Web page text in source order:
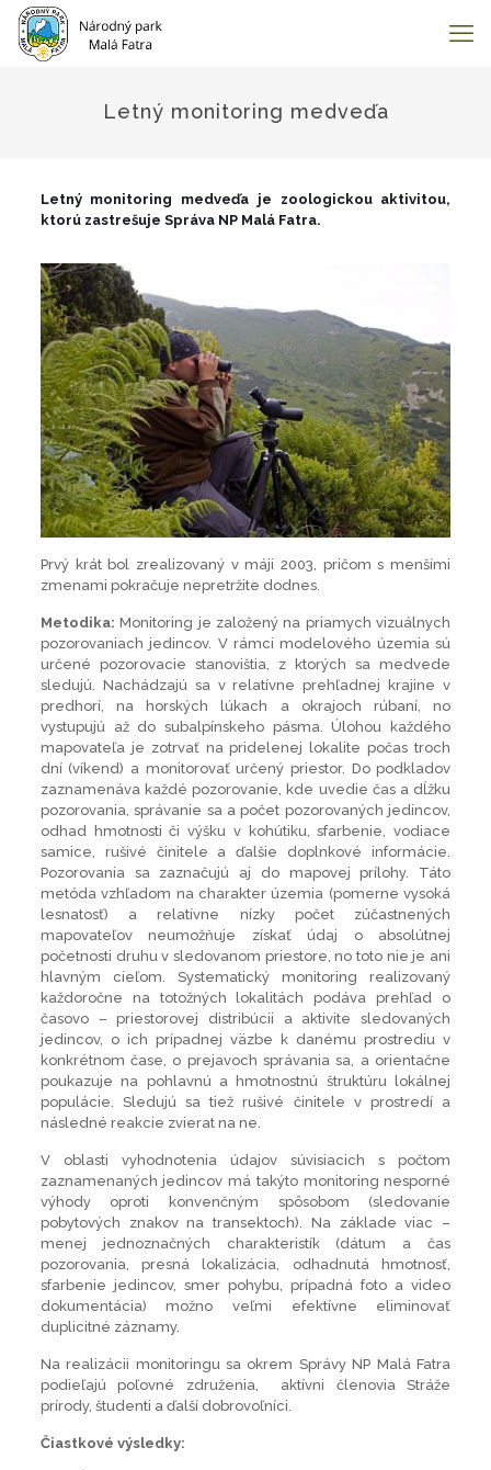
Letný monitoring medveďa
Letný monitoring medveďa je zoologickou aktivitou,
ktorú zastrešuje Správa NP Malá Fatra.
Prvý krát bol zrealizovaný v máji 2003, pričom s menšími
zmenami pokračuje nepretržite dodnes.
Metodika: Monitoring je založený na priamych vizuálnych
pozorovaniach jedincov. V rámci modelového územia sú
určené pozorovacie stanovištia, z ktorých sa medvede
sledujú. Nachádzajú sa v relatívne prehľadnej krajine v
predhorí, na horských lúkach a okrajoch rúbaní, no
vystupujú až do subalpínskeho pásma. Úlohou každého
mapovateľa je zotrvať na pridelenej lokalite počas troch
dní (víkend) a monitorovať určený priestor. Do podkladov
zaznamenáva každé pozorovanie, kde uvedie čas a dĺžku
pozorovania, správanie sa a počet pozorovaných jedincov,
odhad hmotnosti či výšku v kohútiku, sfarbenie, vodiace
samice, rušivé činitele a ďalšie doplnkové informácie.
Pozorovania sa zaznačujú aj do mapovej prílohy. Táto
metóda vzhľadom na charakter územia (pomerne vysoká
lesnatosť) a relatívne nízky počet zúčastnených
mapovateľov neumožňuje získať údaj o absolútnej
početnosti druhu v sledovanom priestore, no toto nie je ani
hlavným cieľom. Systematický monitoring realizovaný
každoročne na totožných lokalitách podáva prehľad o
časovo – priestorovej distribúcii a aktivite sledovaných
jedincov, o ich prípadnej väzbe k danému prostrediu v
konkrétnom čase, o prejavoch správania sa, a orientačne
poukazuje na pohlavnú a hmotnostnú štruktúru lokálnej
populácie. Sledujú sa tiež rušivé činitele v prostredí a
následné reakcie zvierat na ne.
V oblasti vyhodnotenia údajov súvisiacich s počtom
zaznamenaných jedincov má takýto monitoring nesporné
výhody oproti konvenčným spôsobom (sledovanie
pobytových znakov na transektoch). Na základe viac –
menej jednoznačných charakteristík (dátum a čas
pozorovania, presná lokalizácia, odhadnutá hmotnosť,
sfarbenie jedincov, smer pohybu, prípadná foto a video
dokumentácia) možno veľmi efektívne eliminovať
duplicitné záznamy.
Na realizácii monitoringu sa okrem Správy NP Malá Fatra
podieľajú poľovné združenia, aktívni členovia Stráže
prírody, študenti a ďalší dobrovoľníci.
Čiastkové výsledky: